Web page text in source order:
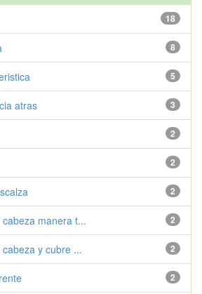
18
8
5
3
atras
2
2
2
2
manera t...
2
y cubre ...
2